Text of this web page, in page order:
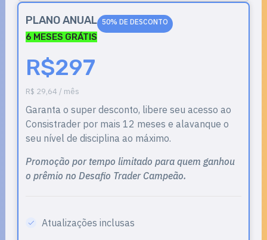
PLANO ANUAL 50% DE DESCONTO
6 MESES GRÁTIS
R$297
R$ 29,64 / mês
Garanta o super desconto, libere seu acesso ao
Consistrader por mais 12 meses e alavanque o
seu nível de disciplina ao máximo.
Promoção por tempo limitado para quem ganhou
o prêmio no Desafio Trader Campeão.
Atualizações inclusas